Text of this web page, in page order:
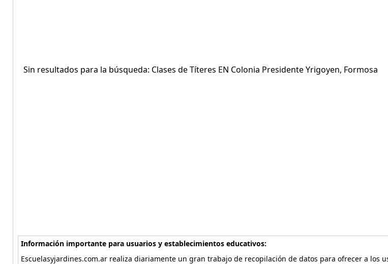
Sin resultados para la búsqueda: Clases de Títeres EN Colonia Presidente Yrigoyen, Formosa
Información importante para usuarios y establecimientos educativos:
Escuelasyjardines.com.ar realiza diariamente un gran trabajo de recopilación de datos para ofrecer a los